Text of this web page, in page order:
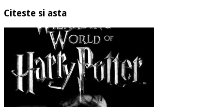
Citeste si asta